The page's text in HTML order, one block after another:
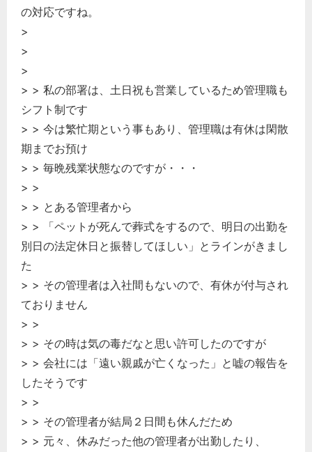
の対応ですね。
>
>
>
> > 私の部署は、土日祝も営業しているため管理職も
シフト制です
> > 今は繁忙期という事もあり、管理職は有休は閑散
期までお預け
> > 毎晩残業状態なのですが・・・
> >
> > とある管理者から
> > 「ペットが死んで葬式をするので、明日の出勤を
別日の法定休日と振替してほしい」とラインがきまし
た
> > その管理者は入社間もないので、有休が付与され
ておりません
> >
> > その時は気の毒だなと思い許可したのですが
> > 会社には「遠い親戚が亡くなった」と嘘の報告を
したそうです
> >
> > その管理者が結局２日間も休んだため
> > 元々、休みだった他の管理者が出勤したり、